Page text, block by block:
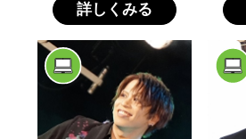
詳しくみる